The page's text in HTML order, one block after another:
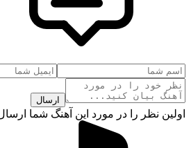
ارسال
نظر را در مورد این آهنگ شما ارسال کنین